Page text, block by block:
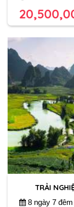
TRẢI
8 ngày 7 đêm